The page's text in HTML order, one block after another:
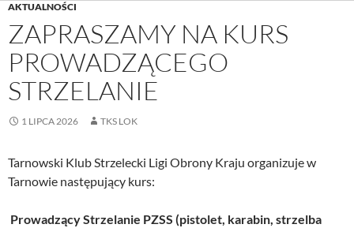
AKTUALNOŚCI
ZAPRASZAMY NA KURS
PROWADZĄCEGO
STRZELANIE
1 LIPCA 2026 TKS LOK
Tarnowski Klub Strzelecki Ligi Obrony Kraju organizuje w
Tarnowie następujący kurs:
Prowadzący Strzelanie PZSS (pistolet, karabin, strzelba